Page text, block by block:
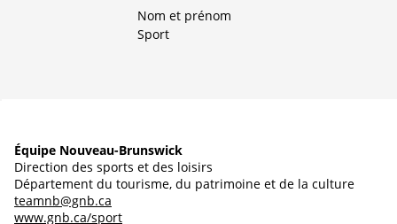
Nom et prénom
Sport
Équipe Nouveau-Brunswick
Direction des sports et des loisirs
Département du tourisme, du patrimoine et de la culture
teamnb@gnb.ca
www.gnb.ca/sport